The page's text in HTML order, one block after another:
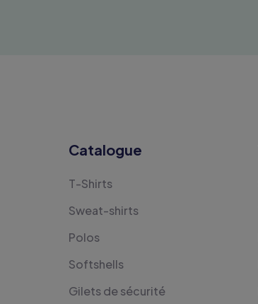
Catalogue
T-Shirts
Sweat-shirts
Polos
Softshells
Gilets de sécurité